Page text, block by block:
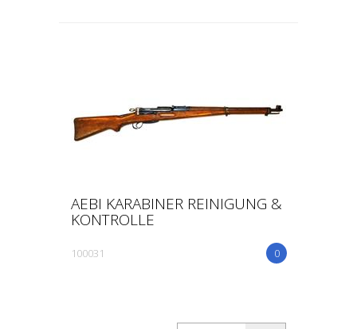
AEBI KARABINER REINIGUNG &
KONTROLLE
0
100031